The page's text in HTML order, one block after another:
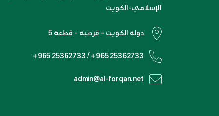
الإسلامي-الكويت
دولة الكويت - قرطبة - قطعة 5
+965 25362733 / +965 25362733
admin@al-forqan.net